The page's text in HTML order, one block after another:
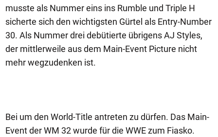
musste als Nummer eins ins Rumble und Triple H
sicherte sich den wichtigsten Gürtel als Entry-Number
30. Als Nummer drei debütierte übrigens AJ Styles,
der mittlerweile aus dem Main-Event Picture nicht
mehr wegzudenken ist.
Bei um den World-Title antreten zu dürfen. Das Main-
Event der WM 32 wurde für die WWE zum Fiasko.